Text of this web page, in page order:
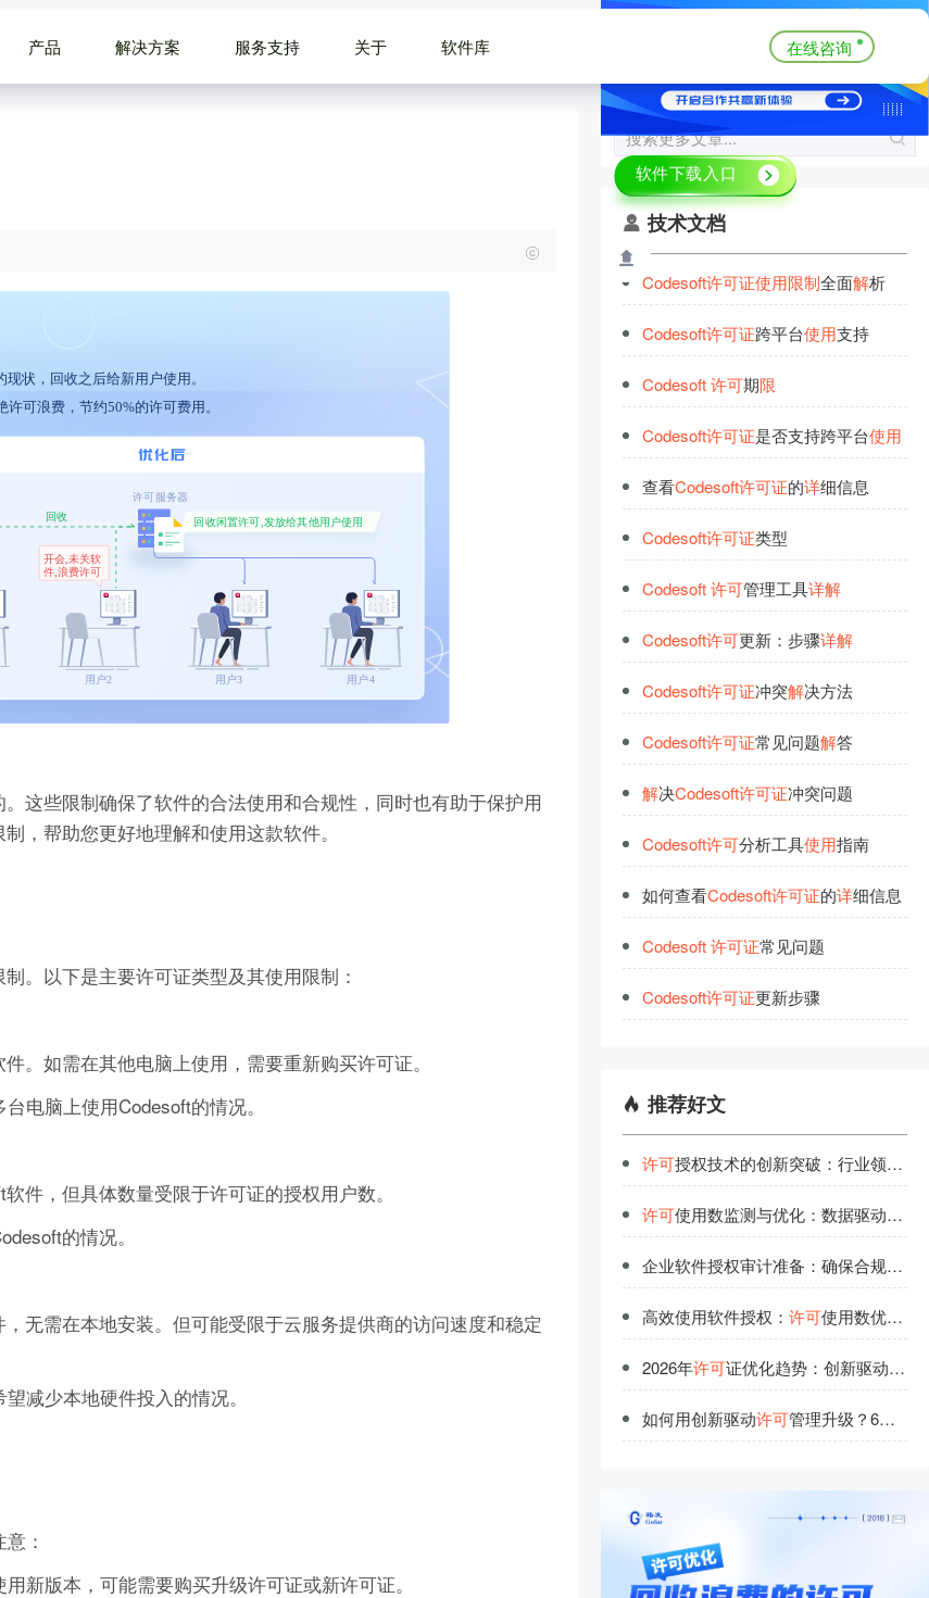
产品 解决方案 服务支持 关于 软件库 在线咨询
这些限制确保了软件的合法使用和合规性，同时也有助于保护用
，帮助您更好地理解和使用这款软件。
。以下是主要许可证类型及其使用限制：
。如需在其他电脑上使用，需要重新购买许可证。
电脑上使用Codesoft的情况。
件，但具体数量受限于许可证的授权用户数。
的情况。
无需在本地安装。但可能受限于云服务提供商的访问速度和稳定
减少本地硬件投入的情况。
：
新版本，可能需要购买升级许可证或新许可证。
技术文档
Codesoft许可证使用限制全面解析
Codesoft许可证跨平台使用支持
Codesoft 许可期限
Codesoft许可证是否支持跨平台使用
查看Codesoft许可证的详细信息
Codesoft许可证类型
Codesoft 许可管理工具详解
Codesoft许可更新：步骤详解
Codesoft许可证冲突解决方法
Codesoft许可证常见问题解答
解决Codesoft许可证冲突问题
Codesoft许可分析工具使用指南
如何查看Codesoft许可证的详细信息
Codesoft 许可证常见问题
Codesoft许可证更新步骤
推荐好文
许可授权技术的创新突破：行业领先者的研发投入
许可使用数监测与优化：数据驱动的管理决策
企业软件授权审计准备：确保合规运营的关键步骤
高效使用软件授权： 许可使用数优化的科学方法
2026年许可证优化趋势：创新驱动下的高效管理模式
如何用创新驱动许可管理升级？6大前沿实践